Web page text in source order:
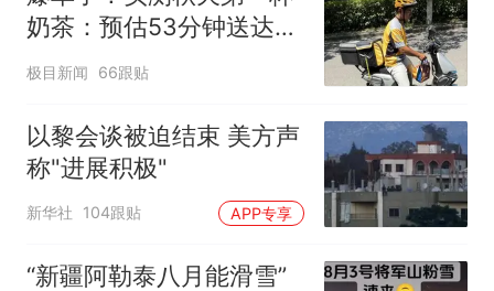
奶茶：预估53分钟送达，
实际耗时92分钟
极目新闻 66跟贴
以黎会谈被迫结束 美方声
称"进展积极"
新华社 104跟贴 APP专享
“新疆阿勒泰八月能滑雪”